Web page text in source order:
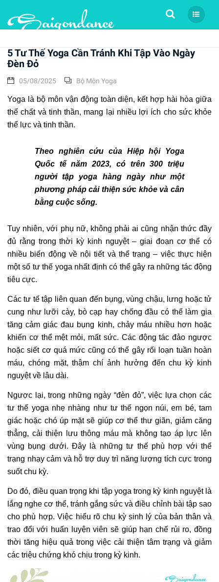
Tìm kiếm
5 Tư Thế Yoga Cần Tránh Khi Tập Vào Ngày
Đèn Đỏ
05/08/2025 Bộ Môn Yoga
Yoga là bộ môn vận động toàn diện, kết hợp hài hòa giữa
thể chất và tinh thần, mang lại nhiều lợi ích cho sức khỏe
thể lực và tinh thần.
Theo nghiên cứu của Hiệp hội Yoga
Quốc tế năm 2023, có trên 300 triệu
người tập yoga hàng ngày như một
phương pháp cải thiện sức khỏe và cân
bằng cuộc sống.
Tuy nhiên, với phụ nữ, không phải ai cũng nhận thức đầy
đủ rằng trong thời kỳ kinh nguyệt – giai đoạn cơ thể có
nhiều biến động về nội tiết và thể trạng – việc thực hiện
một số tư thế yoga nhất định có thể gây ra những tác động
tiêu cực.
Các tư tế tập liên quan đến bụng, vùng chậu, lưng hoặc tử
cung như lưỡi cày, bò cạp hay chống đầu có thể làm gia
tăng cảm giác đau bụng kinh, chảy máu nhiều hơn hoặc
khiến cơ thể mệt mỏi, mất sức. Các động tác đảo ngược
hoặc siết cơ quá mức cũng có thể gây rối loạn tuần hoàn
máu, chóng mặt, thậm chí ảnh hưởng đến chu kỳ kinh
nguyệt về lâu dài.
Ngược lại, trong những ngày “đèn đỏ”, việc lựa chọn các
tư thế yoga nhẹ nhàng như tư thế ngọn núi, em bé, tam
giác hoặc chó úp mặt sẽ giúp cơ thể thư giãn, giảm căng
thẳng, cải thiện lưu thông máu mà không tạo áp lực lên
vùng bụng dưới. Đây là những tư thế phù hợp với thể
trạng nhạy cảm và hỗ trợ duy trì năng lượng tích cực trong
suốt chu kỳ.
Do đó, điều quan trọng khi tập yoga trong kỳ kinh nguyệt là
lắng nghe cơ thể, tránh gắng sức và điều chỉnh bài tập sao
cho phù hợp. Việc hiểu rõ chu kỳ sinh lý của bản thân và
trao đổi với huấn luyện viên sẽ giúp hạn chế rủi ro, đồng
thời tăng hiệu quả trong việc cải thiện tâm trạng và giảm
các triệu chứng khó chịu trong kỳ kinh.